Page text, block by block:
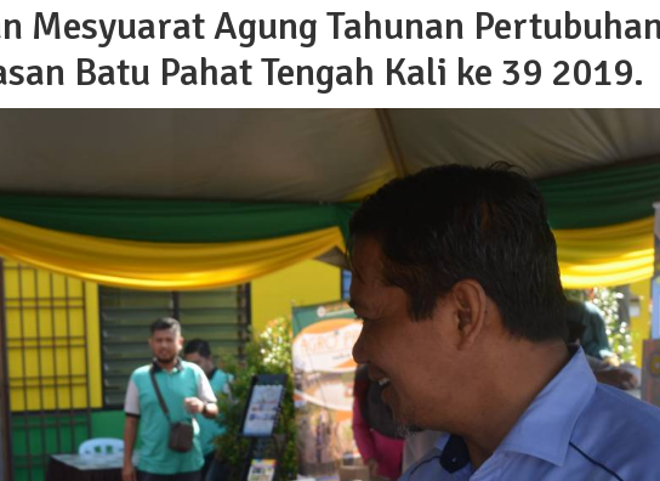
Mesyuarat Agung Tahunan
Batu Pahat Tengah Kali ke 39 2019.